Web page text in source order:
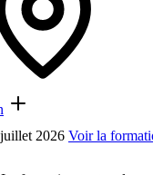
2026 Voir la